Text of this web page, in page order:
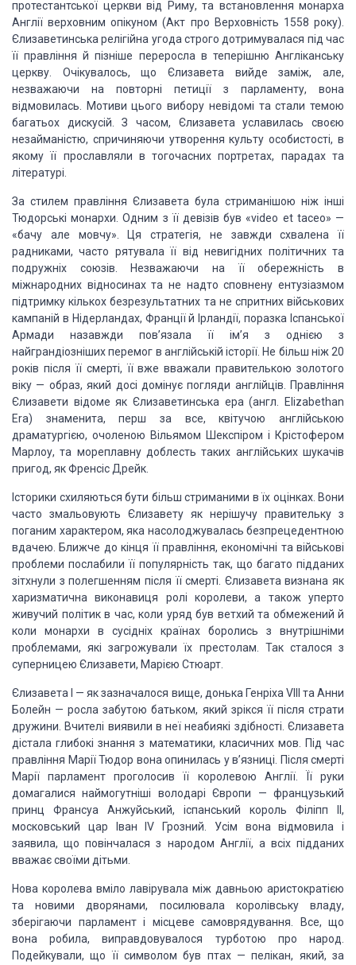
протестантської церкви від Риму, та встановлення монарха
Англії верховним опікуном (Акт про Верховність 1558 року).
Єлизаветинська релігійна угода строго дотримувалася під час
її правління й пізніше переросла в теперішню Англіканську
церкву. Очікувалось, що Єлизавета вийде заміж, але,
незважаючи на повторні петиції з парламенту, вона
відмовилась. Мотиви цього вибору невідомі та стали темою
багатьох дискусій. З часом, Єлизавета уславилась своєю
незайманістю, спричиняючи утворення культу особистості, в
якому її прославляли в тогочасних портретах, парадах та
літературі.
За стилем правління Єлизавета була стриманішою ніж інші
Тюдорські монархи. Одним з її девізів був «video et taceo» —
«бачу але мовчу». Ця стратегія, не завжди схвалена її
радниками, часто рятувала її від невигідних політичних та
подружніх союзів. Незважаючи на її обережність в
міжнародних відносинах та не надто сповнену ентузіазмом
підтримку кількох безрезультатних та не спритних військових
кампаній в Нідерландах, Франції й Ірландії, поразка Іспанської
Армади назавжди пов’язала її ім’я з однією з
найграндіозніших перемог в англійській історії. Не більш ніж 20
років після її смерті, її вже вважали правителькою золотого
віку — образ, який досі домінує погляди англійців. Правління
Єлизавети відоме як Єлизаветинська ера (англ. Elizabethan
Era) знаменита, перш за все, квітучою англійською
драматургією, очоленою Вільямом Шекспіром і Крістофером
Марлоу, та мореплавну доблесть таких англійських шукачів
пригод, як Френсіс Дрейк.
Історики схиляються бути більш стриманими в їх оцінках. Вони
часто змальовують Єлизавету як нерішучу правительку з
поганим характером, яка насолоджувалась безпрецедентною
вдачею. Ближче до кінця її правління, економічні та військові
проблеми послабили її популярність так, що багато підданих
зітхнули з полегшенням після її смерті. Єлизавета визнана як
харизматична виконавиця ролі королеви, а також уперто
живучий політик в час, коли уряд був ветхий та обмежений й
коли монархи в сусідніх країнах боролись з внутрішніми
проблемами, які загрожували їх престолам. Так сталося з
суперницею Єлизавети, Марією Стюарт.
Єлизавета — як зазначалося вище, донька Генріха VIII
та Анни
Болейн — росла забутою батьком, який зрікся її після страти
дружини.
Вчителі виявили в неї неабиякі здібності. Єлизавета
дістала глибокі знання з математики, класичних мов. Під час
правління Марії Тюдор вона опинилась у в’язниці. Після смерті
Марії парламент проголосив її королевою Англії. Її руки
домагалися наймогутніші володарі Європи — французький
принц Франсуа Анжуйський, іспанський король Філіпп
,
московський цар Іван
IV Грозний. Усім вона відмовила і
заявила, що повінчалася з народом Англії, а всіх підданих
вважає своїми дітьми.
Нова королева вміло лавірувала між давньою аристократією
та новими дворянами, посилювала королівську владу,
зберігаючи парламент і місцеве самоврядування. Все, що
вона робила, виправдовувалося турботою про народ.
Подейкували, що її символом був птах — пелікан, який, за